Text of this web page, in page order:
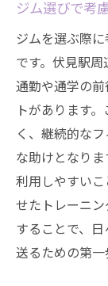
ジム選びで考
ジムを選ぶ際
です。伏見駅周
通勤や通学の
トがあります
く、継続的な
な助けとなり
利用しやすい
せたトレーニ
することで、
送るための第一